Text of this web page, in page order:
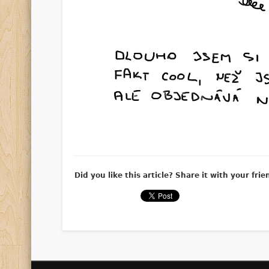
Did you like this article? Share it with your